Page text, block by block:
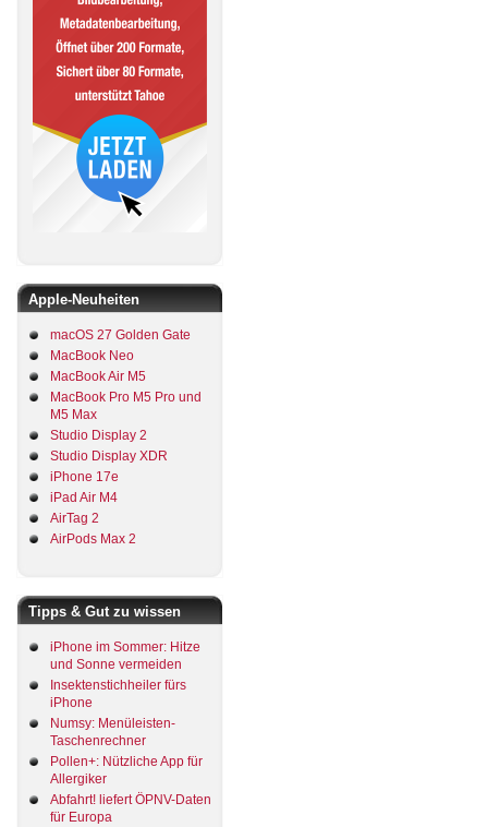
Apple-Neuheiten
macOS 27 Golden Gate
MacBook Neo
MacBook Air M5
MacBook Pro M5 Pro und
M5 Max
Studio Display 2
Studio Display XDR
iPhone 17e
iPad Air M4
AirTag 2
AirPods Max 2
Tipps & Gut zu wissen
iPhone im Sommer: Hitze
und Sonne vermeiden
Insektenstichheiler fürs
iPhone
Numsy: Menüleisten-
Taschenrechner
Pollen+: Nützliche App für
Allergiker
Abfahrt! liefert ÖPNV-Daten
für Europa